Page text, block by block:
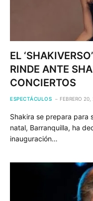
EL
RINDE ANTE
CONCIERTOS
ESPECTÁCULOS FEBRERO
Shakira se prepara para
natal, Barranquilla, ha
inauguración…